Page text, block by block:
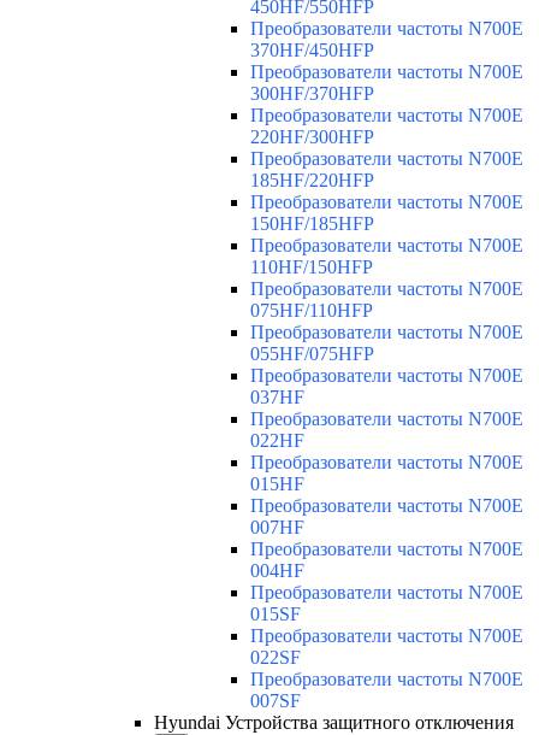
450HF/550HFP
Преобразователи частоты N700E
370HF/450HFP
Преобразователи частоты N700E
300HF/370HFP
Преобразователи частоты N700E
220HF/300HFP
Преобразователи частоты N700E
185HF/220HFP
Преобразователи частоты N700E
150HF/185HFP
Преобразователи частоты N700E
110HF/150HFP
Преобразователи частоты N700E
075HF/110HFP
Преобразователи частоты N700E
055HF/075HFP
Преобразователи частоты N700E
037HF
Преобразователи частоты N700E
022HF
Преобразователи частоты N700E
015HF
Преобразователи частоты N700E
007HF
Преобразователи частоты N700E
004HF
Преобразователи частоты N700E
015SF
Преобразователи частоты N700E
022SF
Преобразователи частоты N700E
007SF
Hyundai Устройства защитного отключения